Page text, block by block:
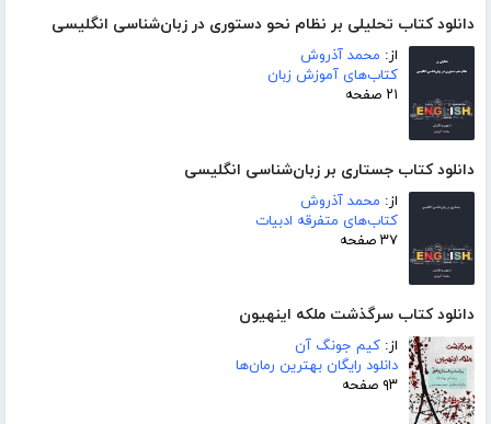
دانلود کتاب تحلیلی بر نظام نحو دستوری در زبان‌شناسی انگلیسی
از: محمد آذروش
کتاب‌های آموزش زبان
۲۱ صفحه
دانلود کتاب جستاری بر زبان‌شناسی انگلیسی
از: محمد آذروش
کتاب‌های متفرقه ادبیات
۳۷ صفحه
دانلود کتاب سرگذشت ملکه اینهیون
از: کیم جونگ آن
دانلود رایگان بهترین رمان‌ها
۹۳ صفحه